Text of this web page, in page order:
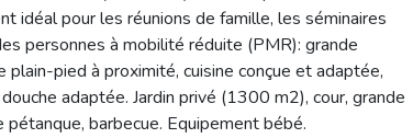
idéal pour les réunions de famille, les séminaires
personnes à mobilité réduite (PMR): grande
pied à proximité, cuisine conçue et adaptée,
adaptée. Jardin privé (1300 m2), cour, grande
barbecue. Equipement bébé.